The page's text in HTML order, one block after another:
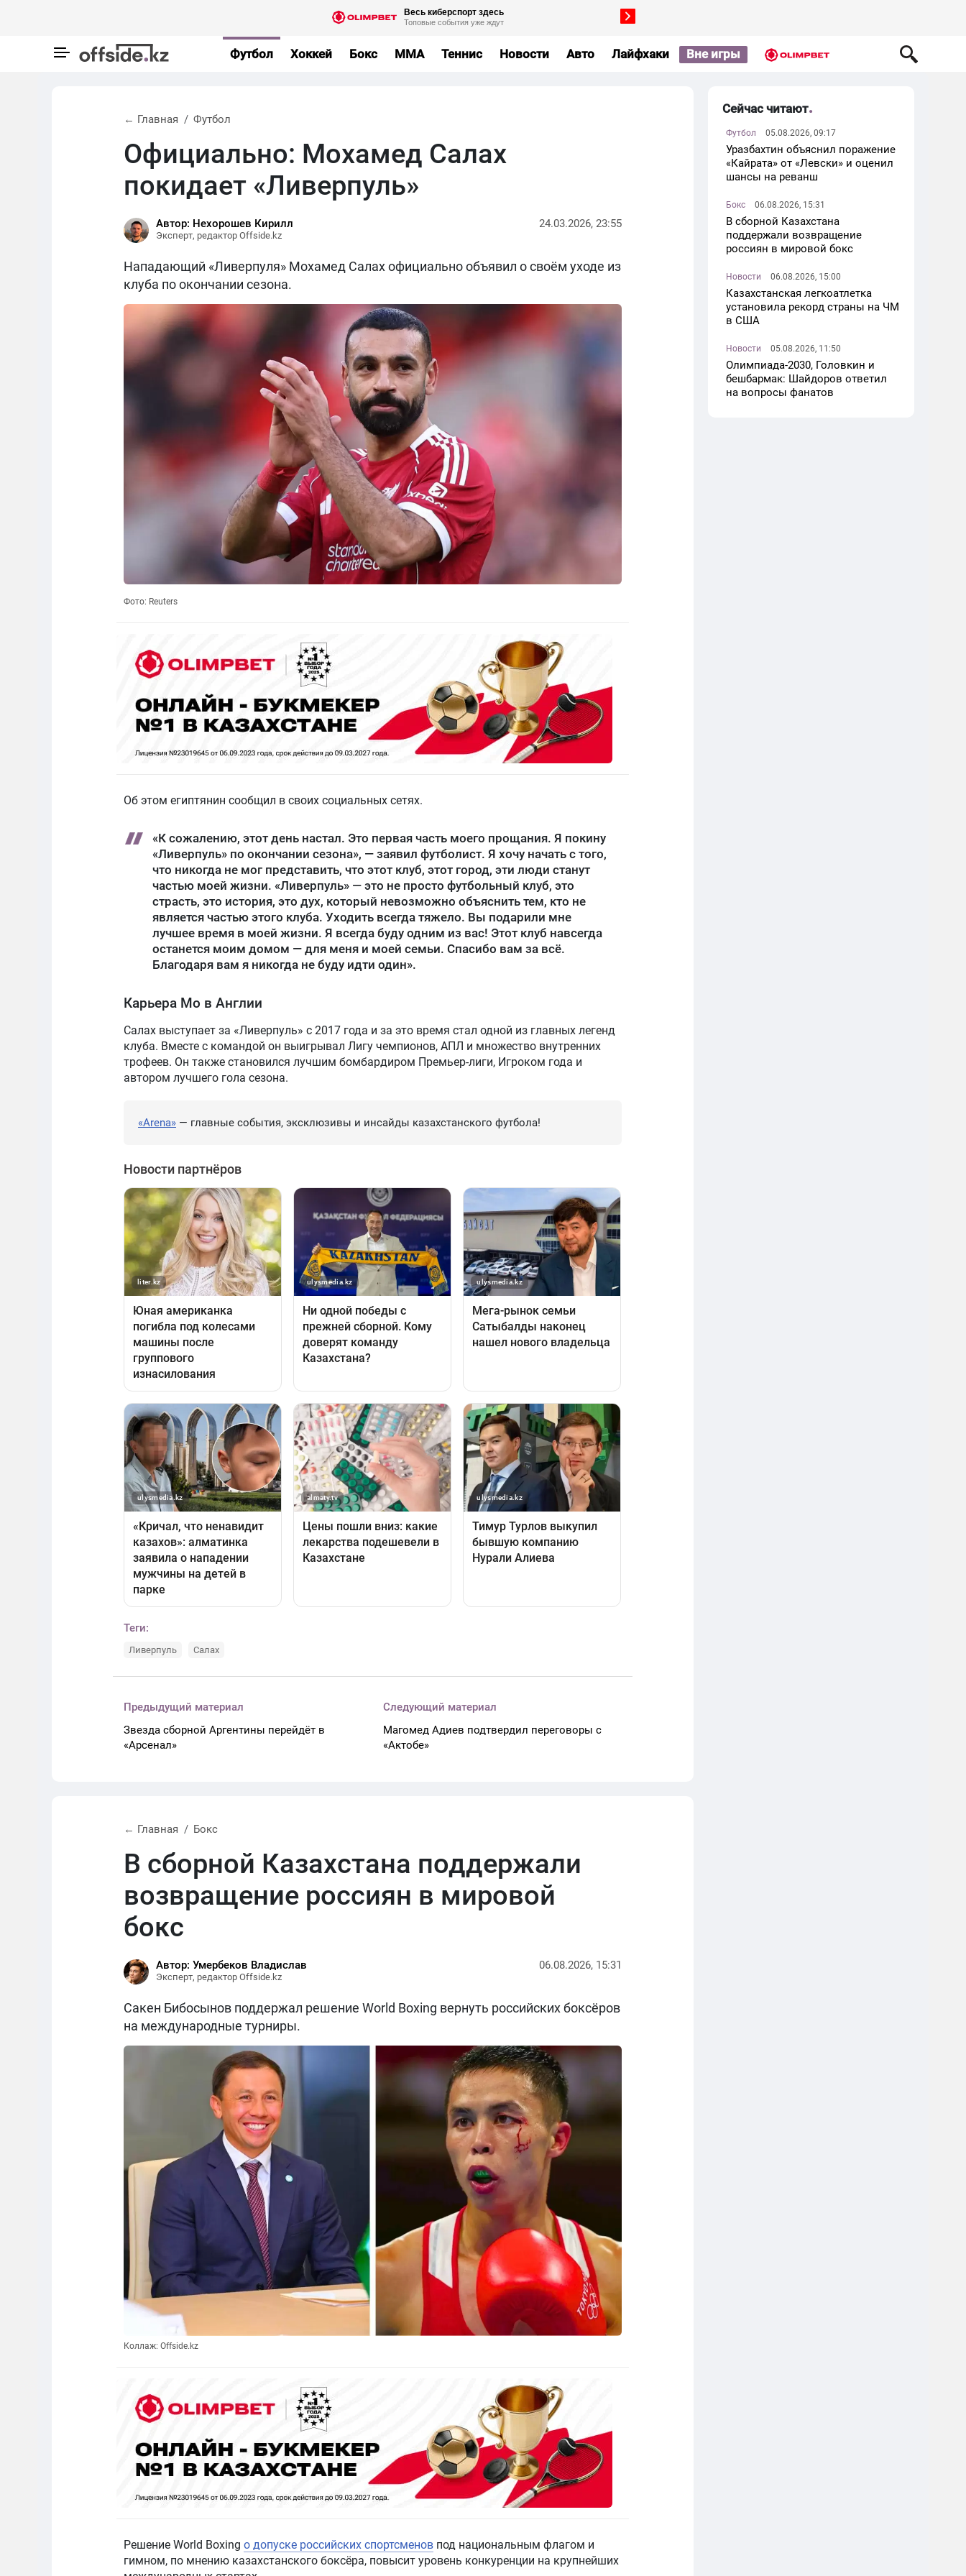
Футбол Хоккей Бокс MMA Теннис Новости Авто Лайфхаки Вне игры
← Главная Футбол
Официально: Мохамед Салах
покидает «Ливерпуль»
Автор: Нехорошев Кирилл
Эксперт, редактор Offside.kz
24.03.2026, 23:55
Нападающий «Ливерпуля» Мохамед Салах официально объявил о своём уходе из
клуба по окончании сезона.
Фото: Reuters
Об этом египтянин сообщил в своих социальных сетях.
«К сожалению, этот день настал. Это первая часть моего прощания. Я покину
«Ливерпуль» по окончании сезона», — заявил футболист. Я хочу начать с того,
что никогда не мог представить, что этот клуб, этот город, эти люди станут
частью моей жизни. «Ливерпуль» — это не просто футбольный клуб, это
страсть, это история, это дух, который невозможно объяснить тем, кто не
является частью этого клуба. Уходить всегда тяжело. Вы подарили мне
лучшее время в моей жизни. Я всегда буду одним из вас! Этот клуб навсегда
останется моим домом — для меня и моей семьи. Спасибо вам за всё.
Благодаря вам я никогда не буду идти один».
Карьера Мо в Англии
Салах выступает за «Ливерпуль» с 2017 года и за это время стал одной из главных легенд
клуба. Вместе с командой он выигрывал Лигу чемпионов, АПЛ и множество внутренних
трофеев. Он также становился лучшим бомбардиром Премьер-лиги, Игроком года и
автором лучшего гола сезона.
«Arena» — главные события, эксклюзивы и инсайды казахстанского футбола!
Теги:
Ливерпуль Салах
Предыдущий материал
Звезда сборной Аргентины перейдёт в
«Арсенал»
Следующий материал
Магомед Адиев подтвердил переговоры с
«Актобе»
← Главная Бокс
В сборной Казахстана поддержали
возвращение россиян в мировой
бокс
Автор: Умербеков Владислав
Эксперт, редактор Offside.kz
06.08.2026, 15:31
Сакен Бибосынов поддержал решение World Boxing вернуть российских боксёров
на международные турниры.
Коллаж: Offside.kz
Решение World Boxing о допуске российских спортсменов под национальным флагом и
гимном, по мнению казахстанского боксёра, повысит уровень конкуренции на крупнейших
Сейчас читают
Футбол 05.08.2026, 09:17
Уразбахтин объяснил поражение
«Кайрата» от «Левски» и оценил
шансы на реванш
Бокс 06.08.2026, 15:31
В сборной Казахстана
поддержали возвращение
россиян в мировой бокс
Новости 06.08.2026, 15:00
Казахстанская легкоатлетка
установила рекорд страны на ЧМ
в США
Новости 05.08.2026, 11:50
Олимпиада-2030, Головкин и
бешбармак: Шайдоров ответил
на вопросы фанатов